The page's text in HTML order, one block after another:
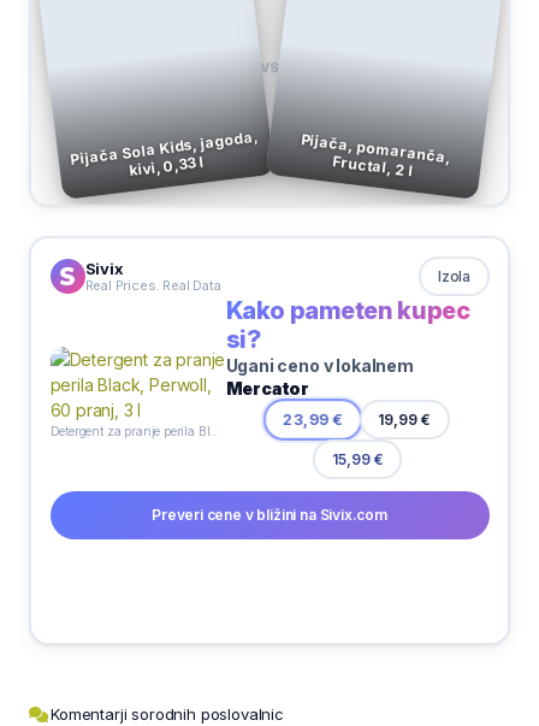
Pijača Sola Kids, jagoda,
kivi, 0,33 l
VS
Pijača, pomaranča,
Fructal, 2 l
Sivix
Real Prices. Real Data Izola
Kako pameten kupec
si?
Ugani ceno v lokalnem
Mercator
23,99 € 19,99 €
15,99 €
Preveri cene v bližini na Sivix.com
Komentarji sorodnih poslovalnic